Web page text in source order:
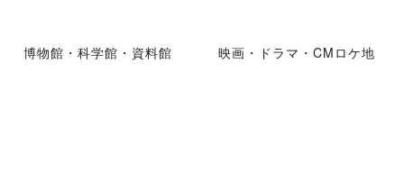
博物館・科学館・資料館 映画・ドラマ・CMロケ地